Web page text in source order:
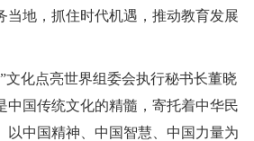
当地，抓住时代机遇，推动教育发展
化点亮世界组委会执行秘书长董晓
中国传统文化的精髓，寄托着中华民
以中国精神、中国智慧、中国力量为